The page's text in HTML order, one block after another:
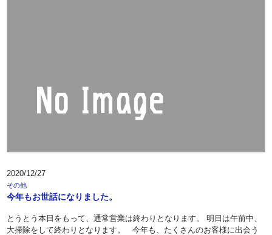
2020/12/27
その他
今年もお世話になりました。
とうとう本日をもって、通常営業は終わりとなります。 明日は午前中、
大掃除をして終わりとなります。 今年も、たくさんのお客様に出会う